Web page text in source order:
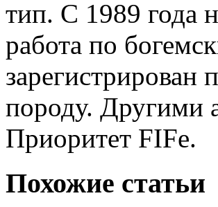
тип. С 1989 года
работа по
зарегистрирован
породу. Другими
Приоритет FIFe.
Похожие статьи